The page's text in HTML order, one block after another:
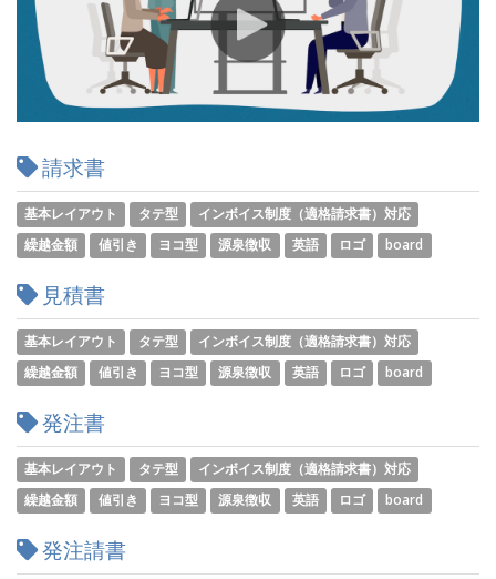
請求書
基本レイアウト タテ型
インボイス制度（適格請求書）対応
繰越金額
値引き ヨコ型 源泉徴収 英語 ロゴ board
見積書
基本レイアウト タテ型
インボイス制度（適格請求書）対応
繰越金額
値引き ヨコ型 源泉徴収 英語 ロゴ board
発注書
基本レイアウト タテ型
インボイス制度（適格請求書）対応
繰越金額
値引き ヨコ型 源泉徴収 英語 ロゴ board
発注請書